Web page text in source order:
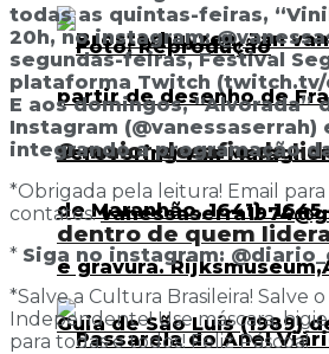
O maior desafio da
dentro de quem lidera
todas as quintas-feiras,
20h, no instagram:
segundas-feiras, Festival
plataforma Twitch (twitch.tv/
E aos domingos, “Alvorada”
Instagram (@vanessaserrah)
integrando a programação
*Obrigada pela leitura! Email
contatos:
* Siga no instagram:
*Salve a Cultura Brasileira! Salve
Independente! Use máscara,
para todas e todos! Feliz Páscoa!